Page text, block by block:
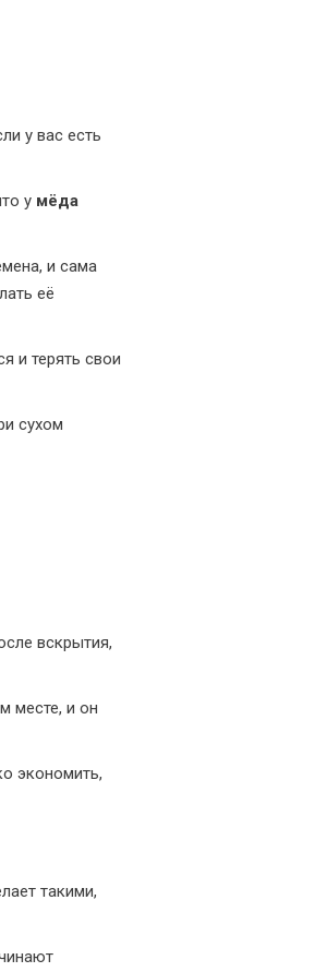
у вас есть
у мёда
и сама
её
и терять свои
сухом
вскрытия,
месте, и он
экономить,
такими,